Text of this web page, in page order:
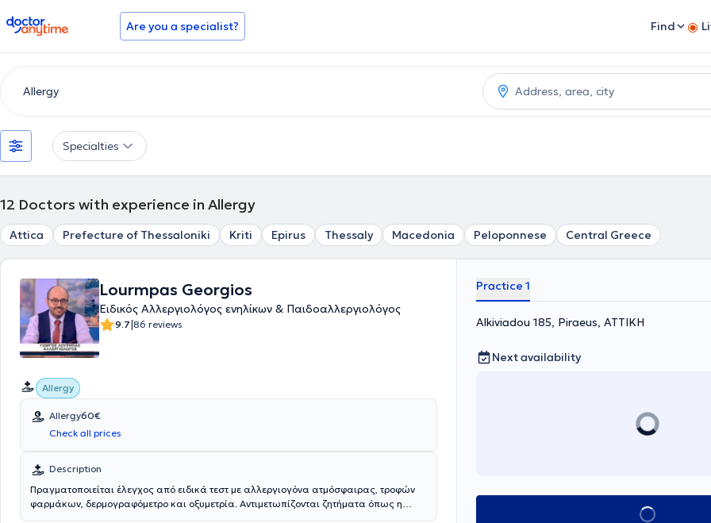
doctoranytime Are you a specialist? Find
Specialties
12 Doctors with experience in Allergy
Attica Prefecture of Thessaloniki Kriti Epirus Thessaly Macedonia Peloponnese Central Greece
Lourmpas Georgios
Eιδικός Aλλεργιολόγος ενηλίκων & Παιδοαλλεργιολόγος
9.7|86 reviews
Allergy
Allergy60€
Check all prices
Description
Πραγματοποιείται έλεγχος από ειδικά τεστ με αλλεργιογόνα ατμόσφαιρας, τροφών
φαρμάκων, δερμογραφόμετρο και οξυμετρία. Αντιμετωπίζονται ζητήματα όπως η
Practice 1
Alkiviadou 185, Piraeus, ΑΤΤΙΚΗ
Next availability
Book appointment